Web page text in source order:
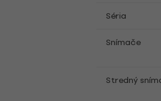
Séria
Snímače
Stredný